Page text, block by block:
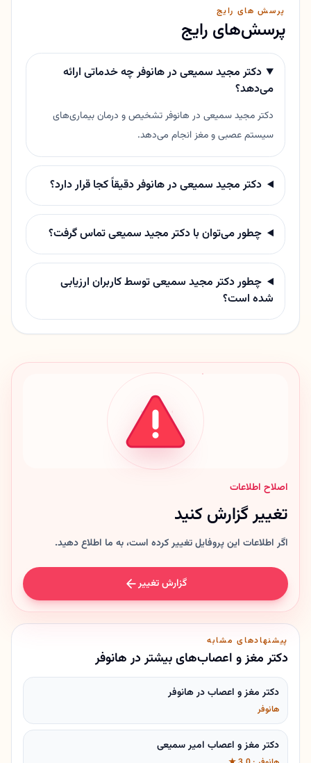
پرسش های رایج
پرسش‌های رایج
دکتر مجید سمیعی در هانوفر چه خدماتی ارائه
می‌دهد؟
دکتر مجید سمیعی در هانوفر تشخیص و درمان بیماری‌های
سیستم عصبی و مغز انجام می‌دهد.
دکتر مجید سمیعی در هانوفر دقیقاً کجا قرار دارد؟
چطور می‌توان با دکتر مجید سمیعی تماس گرفت؟
چطور دکتر مجید سمیعی توسط کاربران ارزیابی
شده است؟
اصلاح اطلاعات
تغییر گزارش کنید
اگر اطلاعات این پروفایل تغییر کرده است، به ما اطلاع دهید.
گزارش تغییر
پیشنهادهای مشابه
دکتر مغز و اعصاب‌های بیشتر در هانوفر
دکتر مغز و اعصاب در هانوفر
هانوفر
دکتر مغز و اعصاب امیر سمیعی